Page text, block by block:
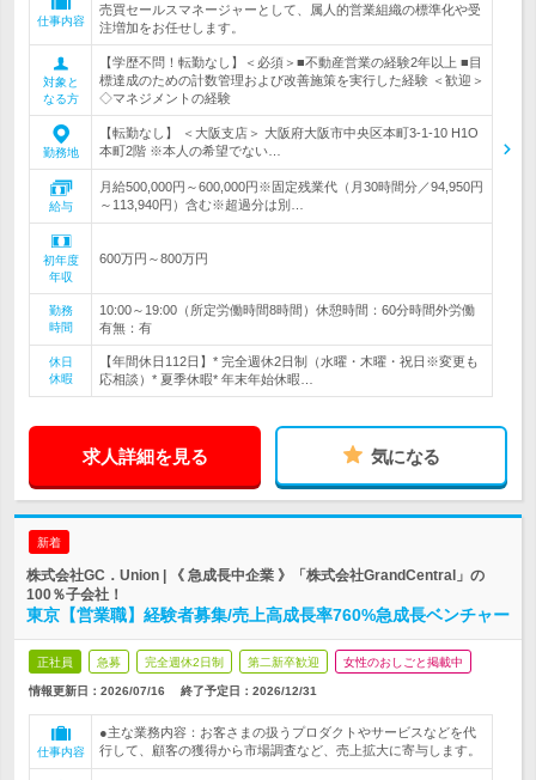
仕事内容
売買セールスマネージャーとして、属人的営業組織の標準化や受
注増加をお任せします。
対象と
なる方
【学歴不問！転勤なし】＜必須＞■不動産営業の経験2年以上 ■目
標達成のための計数管理および改善施策を実行した経験 ＜歓迎＞
◇マネジメントの経験
勤務地
【転勤なし】 ＜大阪支店＞ 大阪府大阪市中央区本町3-1-10 H1O
本町2階 ※本人の希望でない…
給与
月給500,000円～600,000円※固定残業代（月30時間分／94,950円
～113,940円）含む※超過分は別…
初年度
年収
600万円～800万円
勤務
時間
10:00～19:00（所定労働時間8時間）休憩時間：60分時間外労働
有無：有
休日
休暇
【年間休日112日】* 完全週休2日制（水曜・木曜・祝日※変更も
応相談）* 夏季休暇* 年末年始休暇…
求人詳細を見る 気になる
新着
株式会社GC．Union | 《 急成長中企業 》「株式会社GrandCentral」の
100％子会社！
東京【営業職】経験者募集/売上高成長率760%急成長ベンチャー
正社員 急募 完全週休2日制 第二新卒歓迎 女性のおしごと掲載中
情報更新日：2026/07/16 終了予定日： 2026/12/31
仕事内容
●主な業務内容：お客さまの扱うプロダクトやサービスなどを代
行して、顧客の獲得から市場調査など、売上拡大に寄与します。